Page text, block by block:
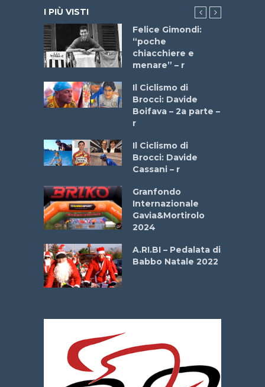
I PIÙ VISTI
Felice Gimondi:
“poche
chiacchiere e
menare” – r
Il Ciclismo di
Brocci: Davide
Boifava – 2a parte –
r
Il Ciclismo di
Brocci: Davide
Cassani – r
Granfondo
Internazionale
Gavia&Mortirolo
2024
A.RI.BI – Pedalata di
Babbo Natale 2022